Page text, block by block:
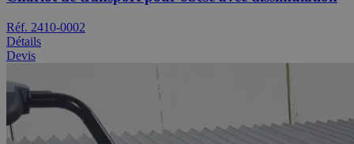
Réf. 2410-0002
Détails
Devis